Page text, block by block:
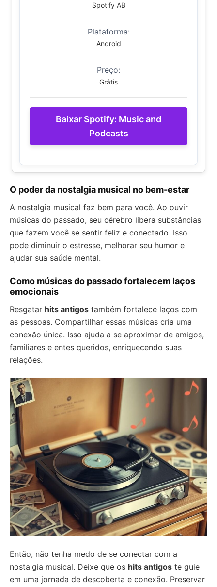
Spotify AB
Plataforma:
Android
Preço:
Grátis
Baixar Spotify: Music and
Podcasts
O poder da nostalgia musical no bem-estar
A nostalgia musical faz bem para você. Ao ouvir
músicas do passado, seu cérebro libera substâncias
que fazem você se sentir feliz e conectado. Isso
pode diminuir o estresse, melhorar seu humor e
ajudar sua saúde mental.
Como músicas do passado fortalecem laços
emocionais
Resgatar hits antigos também fortalece laços com
as pessoas. Compartilhar essas músicas cria uma
conexão única. Isso ajuda a se aproximar de amigos,
familiares e entes queridos, enriquecendo suas
relações.
Então, não tenha medo de se conectar com a
nostalgia musical. Deixe que os hits antigos te guie
em uma jornada de descoberta e conexão. Preservar